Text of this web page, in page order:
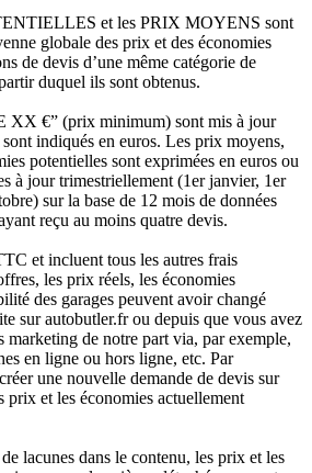
et les PRIX MOYENS sont
globale des prix et des économies
de devis d’une même catégorie de
duquel ils sont obtenus.
XX €” (prix minimum) sont mis à jour
indiqués en euros. Les prix moyens,
potentielles sont exprimées en euros ou
à jour trimestriellement (1er janvier, 1er
sur la base de 12 mois de données
reçu au moins quatre devis.
et incluent tous les autres frais
les prix réels, les économies
des garages peuvent avoir changé
sur autobutler.fr ou depuis que vous avez
marketing de notre part via, par exemple,
en ligne ou hors ligne, etc. Par
une nouvelle demande de devis sur
et les économies actuellement
lacunes dans le contenu, les prix et les